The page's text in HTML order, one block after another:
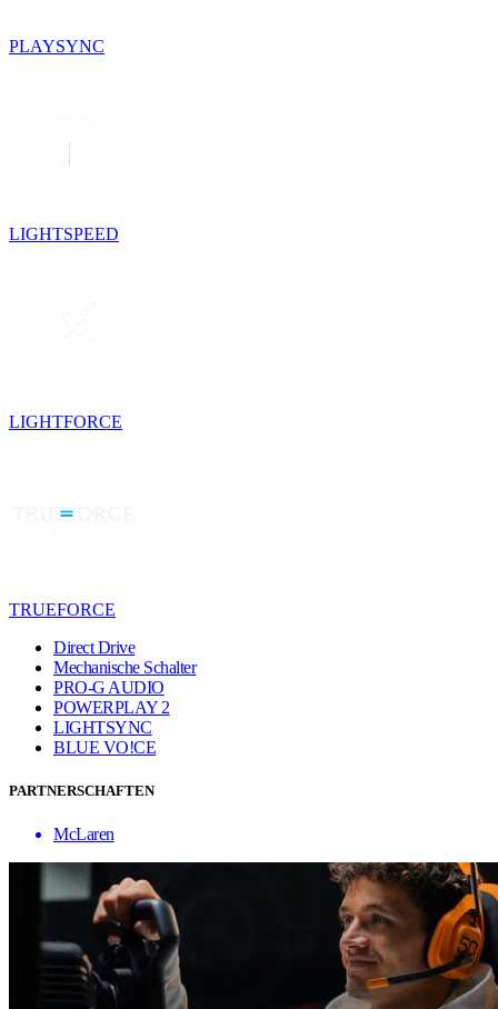
PLAYSYNC
LIGHTSPEED
LIGHTFORCE
TRUEFORCE
Direct Drive
Mechanische Schalter
PRO-G AUDIO
POWERPLAY 2
LIGHTSYNC
BLUE VO!CE
PARTNERSCHAFTEN
McLaren